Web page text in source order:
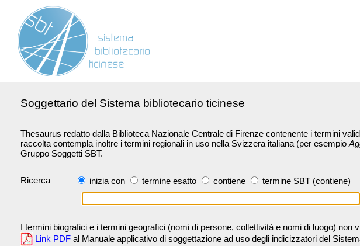
Soggettario del Sistema bibliotecario ticinese
Thesaurus redatto dalla Biblioteca Nazionale Centrale di Firenze contenente i termini
raccolta contempla inoltre i termini regionali in uso nella Svizzera italiana (per esempio
Gruppo Soggetti SBT.
Ricerca inizia con termine esatto contiene termine SBT (contiene)
I termini biografici e i termini geografici (nomi di persone, collettività e nomi di luogo) non
Link PDF al Manuale applicativo di soggettazione ad uso degli indicizzatori del